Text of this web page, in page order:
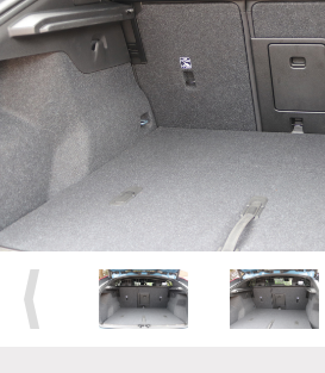
Previous